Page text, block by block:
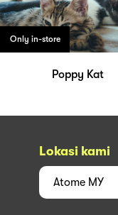
Only in-store
Poppy Kat
Lokasi kami
Atome MY